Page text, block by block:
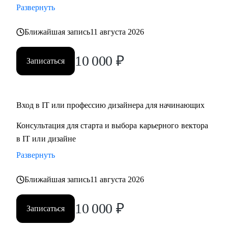
• Для дизайнеров, UI, UX, продуктовых дизайнеров
• Тем, кто хочет стать дизайнером в IT
• Тем, кто хочет войти в IT и начать строить карьеру с нуля,
но не знает с чего начать
Обращайся ко мне, если нужна помощь с
определением куда и как расти
Развернуть
Ближайшая запись11 августа 2026
Записаться 10 000 ₽
Вход в IT или профессию дизайнера для начинающих
Консультация для старта и выбора карьерного вектора
в IT или дизайне
Развернуть
Ближайшая запись11 августа 2026
Записаться 10 000 ₽